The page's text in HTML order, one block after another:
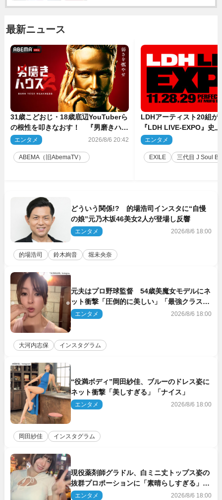
最新ニュース
31歳こどおじ・18歳底辺YouTuberら
の根性を叩きなおす！ 『男磨きハウ
ス』第2弾コーチ陣発表
エンタメ 2026/8/6 20:42
ABEMA（旧AbemaTV）
LDHアーティスト20組
『LDH LIVE‐EXPO』史
技場で開催決定
エンタメ
EXILE 三代目 J Soul
どういう関係!? 的場浩司インスタに“自慢
の娘”元乃木坂46美女2人が登場し反響
エンタメ 2026/8/6 18:00
的場浩司 鈴木絢音 堀未央奈
元夫はプロ野球監督 54歳美魔女モデルにネ
ット衝撃「圧倒的に美しい」「最強クラス」
「うっとり」
エンタメ 2026/8/6 18:00
大河内志保 インスタグラム
“役満ボディ”岡田紗佳、ブルーのドレス姿に
ネット衝撃「美しすぎる」「ナイス」
エンタメ 2026/8/6 18:00
岡田紗佳 インスタグラム
現役薬剤師グラドル、白ミニ丈トップス姿の
抜群プロポーションに「素晴らしすぎる」
「すっっっご！」とネット絶賛
エンタメ 2026/8/6 18:00